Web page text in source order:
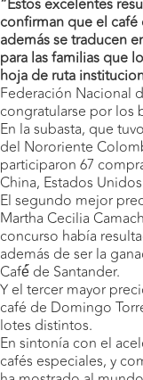
“Estos excelentes
confirman que el
además se traducen
para las familias que
hoja de ruta
Federación Nacional
congratularse por los
En la subasta, que
del Nororiente
participaron 67
China, Estados
El segundo mejor
Martha Cecilia
concurso había
además de ser la
Café́́ de Santander.
Y el tercer mayor
café de Domingo
lotes distintos.
En sintonía con el
cafés especiales, y